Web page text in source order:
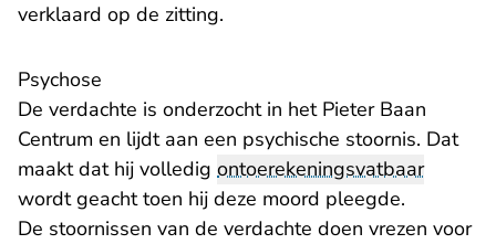
verklaard op de zitting.
Psychose
De verdachte is onderzocht in het Pieter Baan
Centrum en lijdt aan een psychische stoornis. Dat
maakt dat hij volledig ontoerekeningsvatbaar
wordt geacht toen hij deze moord pleegde.
De stoornissen van de verdachte doen vrezen voor